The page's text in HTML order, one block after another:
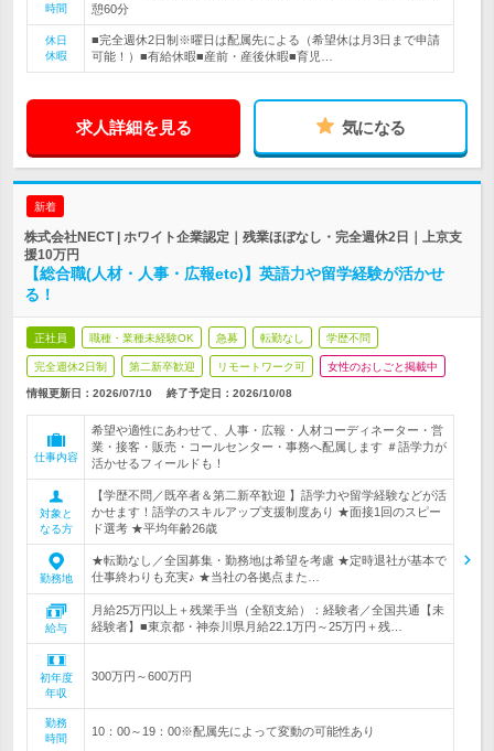
時間
憩60分
休日
休暇
■完全週休2日制※曜日は配属先による（希望休は月3日まで申請
可能！）■有給休暇■産前・産後休暇■育児…
求人詳細を見る 気になる
新着
株式会社NECT | ホワイト企業認定｜残業ほぼなし・完全週休2日｜上京支
援10万円
【総合職(人材・人事・広報etc)】英語力や留学経験が活かせ
る！
正社員 職種・業種未経験OK 急募 転勤なし 学歴不問
完全週休2日制 第二新卒歓迎 リモートワーク可 女性のおしごと掲載中
情報更新日：2026/07/10 終了予定日： 2026/10/08
仕事内容
希望や適性にあわせて、人事・広報・人材コーディネーター・営
業・接客・販売・コールセンター・事務へ配属します ＃語学力が
活かせるフィールドも！
対象と
なる方
【学歴不問／既卒者＆第二新卒歓迎 】語学力や留学経験などが活
かせます！語学のスキルアップ支援制度あり ★面接1回のスピー
ド選考 ★平均年齢26歳
勤務地
★転勤なし／全国募集・勤務地は希望を考慮 ★定時退社が基本で
仕事終わりも充実♪ ★当社の各拠点また…
給与
月給25万円以上＋残業手当（全額支給）：経験者／全国共通【未
経験者】■東京都・神奈川県月給22.1万円～25万円＋残…
初年度
年収
300万円～600万円
勤務
時間
10：00～19：00※配属先によって変動の可能性あり